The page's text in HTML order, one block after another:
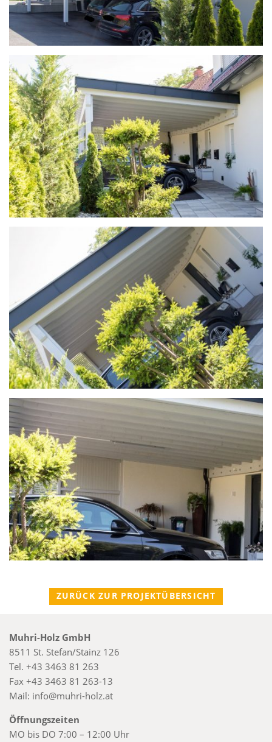
ZURÜCK ZUR PROJEKTÜBERSICHT
Muhri-Holz GmbH
8511 St. Stefan/Stainz 126
Tel. +43 3463 81 263
Fax +43 3463 81 263-13
Mail: info@muhri-holz.at
Öffnungszeiten
MO bis DO 7:00 – 12:00 Uhr